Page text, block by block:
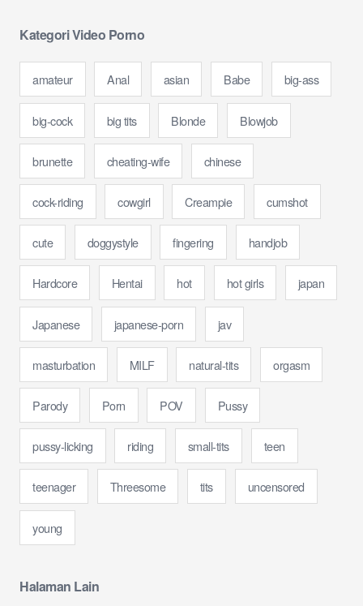
Kategori Video Porno
amateur Anal asian Babe big-ass
big-cock big tits Blonde Blowjob
brunette cheating-wife chinese
cock-riding cowgirl Creampie cumshot
cute doggystyle fingering handjob
Hardcore Hentai hot hot girls japan
Japanese japanese-porn jav
masturbation MILF natural-tits orgasm
Parody Porn POV Pussy
pussy-licking riding small-tits teen
teenager Threesome tits uncensored
young
Halaman Lain